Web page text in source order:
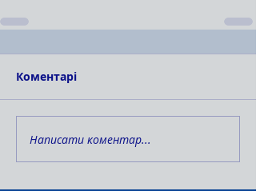
Коментарі
Написати коментар...